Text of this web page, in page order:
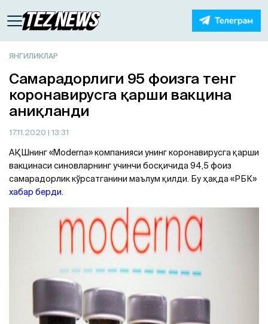
ЯНГИЛИКЛАР
Самарадорлиги 95 фоизга тенг
коронавирусга қарши вакцина
аниқланди
17.11.2020 | 13:31
АҚШнинг «Moderna» компанияси унинг коронавирусга қарши
вакцинаси синовларнинг учинчи босқичида 94,5 фоиз
самарадорлик кўрсатганини маълум қилди. Бу ҳақда «РБК»
хабар берди.